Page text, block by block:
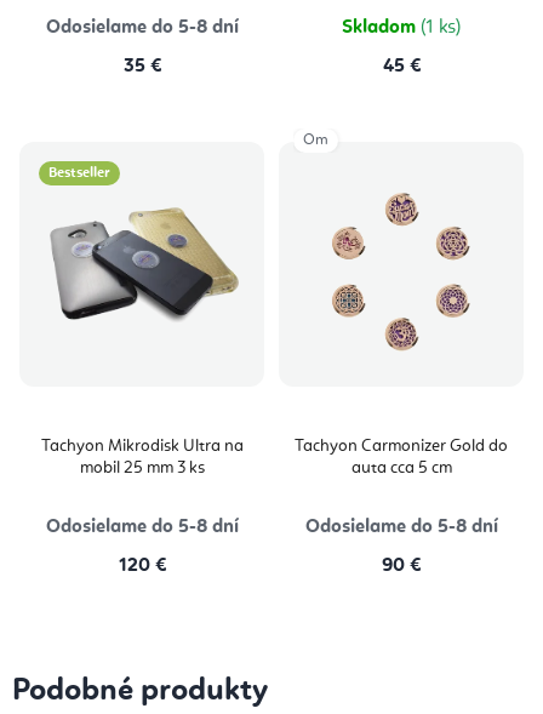
Odosielame do 5-8 dní
35 €
Skladom (1 ks)
45 €
Bestseller
Tachyon Mikrodisk Ultra na
mobil 25 mm 3 ks
Odosielame do 5-8 dní
120 €
Tachyon Carmonizer Gold do
auta cca 5 cm
Odosielame do 5-8 dní
90 €
Om
Podobné produkty